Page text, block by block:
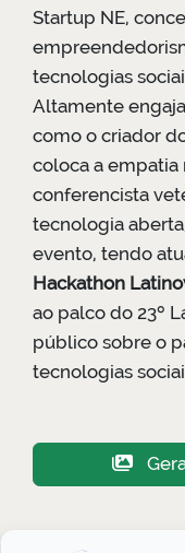
Startup NE,
tecnologias
Altamente
como o criador
coloca a empatia
conferencista
tecnologia
evento, tendo
Hackathon
ao palco do 23º
público sobre o
tecnologias